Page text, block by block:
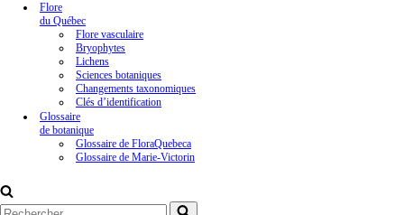
Flore
du Québec
Flore vasculaire
Bryophytes
Lichens
Sciences botaniques
Changements taxonomiques
Clés d’identification
Glossaire
de botanique
Glossaire de FloraQuebeca
Glossaire de Marie-Victorin
Rechercher...